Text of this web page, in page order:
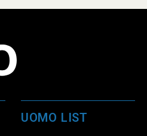
UOMO LIST